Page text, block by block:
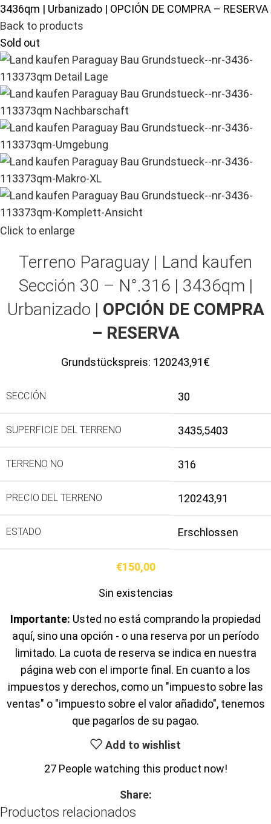
3436qm | Urbanizado | OPCIÓN DE COMPRA – RESERVA
Back to products
Sold out
Click to enlarge
Terreno Paraguay | Land kaufen
Sección 30 – N°.316 | 3436qm |
Urbanizado | OPCIÓN DE COMPRA
– RESERVA
Grundstückspreis: 120243,91€
SECCIÓN 30
SUPERFICIE DEL TERRENO 3435,5403
TERRENO NO 316
PRECIO DEL TERRENO 120243,91
ESTADO Erschlossen
€150,00
Sin existencias
Importante: Usted no está comprando la propiedad
aquí, sino una opción - o una reserva por un período
limitado. La cuota de reserva se indica en nuestra
página web con el importe final. En cuanto a los
impuestos y derechos, como un "impuesto sobre las
ventas" o "impuesto sobre el valor añadido", tenemos
que pagarlos de su pagao.
Add to wishlist
27 People watching this product now!
Share:
Productos relacionados